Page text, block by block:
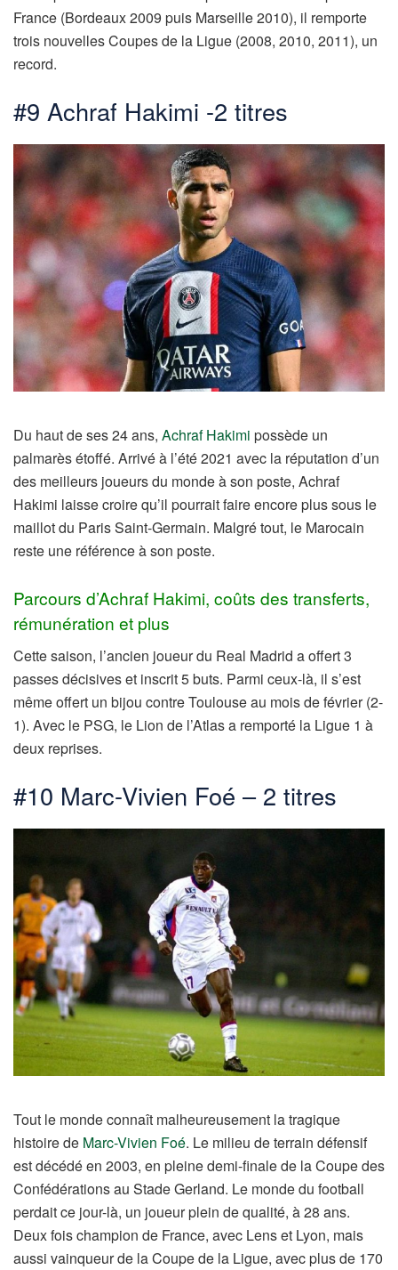
France (Bordeaux 2009 puis Marseille 2010), il remporte
trois nouvelles Coupes de la Ligue (2008, 2010, 2011), un
record.
#9 Achraf Hakimi -2 titres
Du haut de ses 24 ans, Achraf Hakimi possède un
palmarès étoffé. Arrivé à l’été 2021 avec la réputation d’un
des meilleurs joueurs du monde à son poste, Achraf
Hakimi laisse croire qu’il pourrait faire encore plus sous le
maillot du Paris Saint-Germain. Malgré tout, le Marocain
reste une référence à son poste.
Parcours d’Achraf Hakimi, coûts des transferts,
rémunération et plus
Cette saison, l’ancien joueur du Real Madrid a offert 3
passes décisives et inscrit 5 buts. Parmi ceux-là, il s’est
même offert un bijou contre Toulouse au mois de février (2-
1). Avec le PSG, le Lion de l’Atlas a remporté la Ligue 1 à
deux reprises.
#10 Marc-Vivien Foé – 2 titres
Tout le monde connaît malheureusement la tragique
histoire de Marc-Vivien Foé. Le milieu de terrain défensif
est décédé en 2003, en pleine demi-finale de la Coupe des
Confédérations au Stade Gerland. Le monde du football
perdait ce jour-là, un joueur plein de qualité, à 28 ans.
Deux fois champion de France, avec Lens et Lyon, mais
aussi vainqueur de la Coupe de la Ligue, avec plus de 170